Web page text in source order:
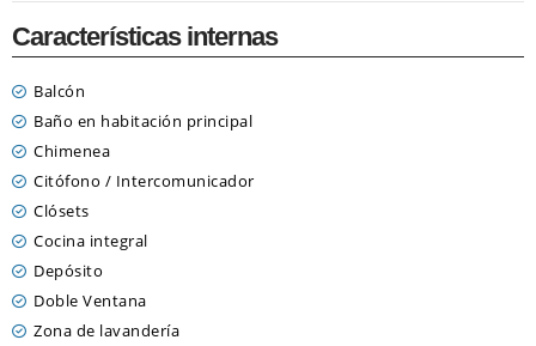
Características internas
Balcón
Baño en habitación principal
Chimenea
Citófono / Intercomunicador
Clósets
Cocina integral
Depósito
Doble Ventana
Zona de lavandería